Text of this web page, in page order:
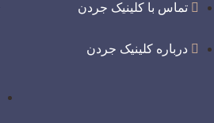
تماس با کلینیک جردن
درباره کلینیک جردن